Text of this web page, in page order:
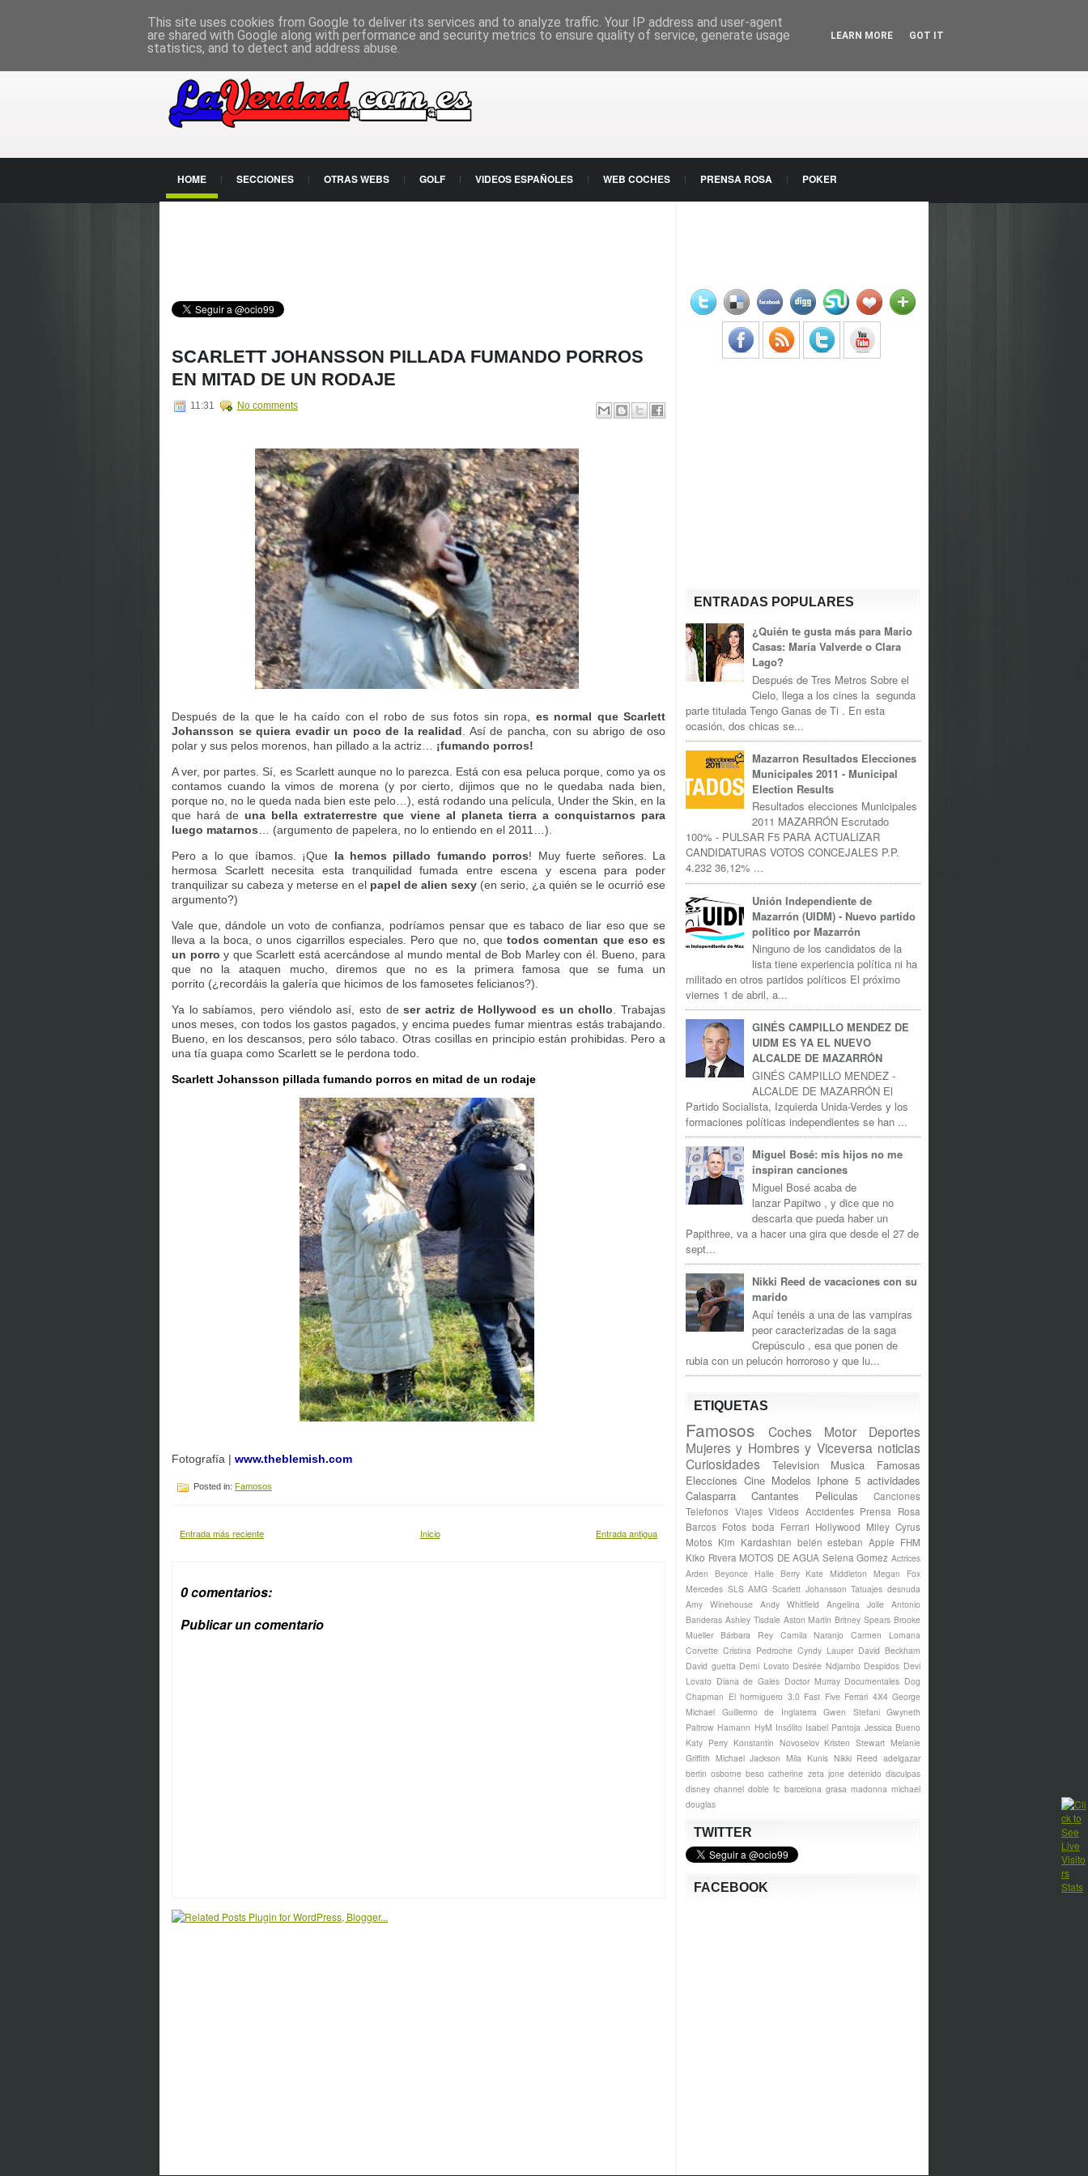
HOME SECCIONES OTRAS WEBS GOLF VIDEOS ESPAÑOLES WEB COCHES PRENSA ROSA POKER
SCARLETT JOHANSSON PILLADA FUMANDO PORROS
EN MITAD DE UN RODAJE
11:31 No comments
Después de la que le ha caído con el robo de sus fotos sin ropa, es normal que Scarlett
Johansson se quiera evadir un poco de la realidad . Así de pancha, con su abrigo de oso
polar y sus pelos morenos, han pillado a la actriz… ¡fumando porros!
A ver, por partes. Sí, es Scarlett aunque no lo parezca. Está con esa peluca porque, como ya os
contamos cuando la vimos de morena (y por cierto, dijimos que no le quedaba nada bien,
porque no, no le queda nada bien este pelo…), está rodando una película, Under the Skin, en la
que hará deuna bella extraterrestre que viene al planeta tierra a conquistarnos para
luego matarnos … (argumento de papelera, no lo entiendo en el 2011…).
Pero a lo que íbamos. ¡Que la hemos pillado fumando porros! Muy fuerte señores. La
hermosa Scarlett necesita esta tranquilidad fumada entre escena y escena para poder
tranquilizar su cabeza y meterse en el papel de alien sexy (en serio, ¿a quién se le ocurrió ese
argumento?)
Vale que, dándole un voto de confianza, podríamos pensar que es tabaco de liar eso que se
lleva a la boca, o unos cigarrillos especiales. Pero que no, que todos comentan que eso es
un porro y que Scarlett está acercándose al mundo mental de Bob Marley con él. Bueno, para
que no la ataquen mucho, diremos que no es la primera famosa que se fuma un
porrito (¿recordáis la galería que hicimos de los famosetes felicianos?).
Ya lo sabíamos, pero viéndolo así, esto deser actriz de Hollywood es un chollo . Trabajas
unos meses, con todos los gastos pagados, y encima puedes fumar mientras estás trabajando.
Bueno, en los descansos, pero sólo tabaco. Otras cosillas en principio están prohibidas. Pero a
una tía guapa como Scarlett se le perdona todo.
Scarlett Johansson pillada fumando porros en mitad de un rodaje
Fotografía | www.theblemish.com
Posted in: Famosos
Entrada más reciente Entrada antigua
Inicio
0 comentarios:
Publicar un comentario
ENTRADAS POPULARES
¿Quién te gusta más para Mario
Casas: María Valverde o Clara
Lago?
Después de Tres Metros Sobre el
Cielo, llega a los cines la segunda
parte titulada Tengo Ganas de Ti . En esta
ocasión, dos chicas se...
Mazarron Resultados Elecciones
Municipales 2011 - Municipal
Election Results
Resultados elecciones Municipales
2011 MAZARRÓN Escrutado
100% - PULSAR F5 PARA ACTUALIZAR
CANDIDATURAS VOTOS CONCEJALES P.P.
4.232 36,12% ...
Unión Independiente de
Mazarrón (UIDM) - Nuevo partido
politico por Mazarrón
Ninguno de los candidatos de la
lista tiene experiencia política ni ha
militado en otros partidos políticos El próximo
viernes 1 de abril, a...
GINÉS CAMPILLO MENDEZ DE
UIDM ES YA EL NUEVO
ALCALDE DE MAZARRÓN
GINÉS CAMPILLO MENDEZ -
ALCALDE DE MAZARRÓN El
Partido Socialista, Izquierda Unida-Verdes y los
formaciones políticas independientes se han ...
Miguel Bosé: mis hijos no me
inspiran canciones
Miguel Bosé acaba de
lanzar Papitwo , y dice que no
descarta que pueda haber un
Papithree, va a hacer una gira que desde el 27 de
sept...
Nikki Reed de vacaciones con su
marido
Aquí tenéis a una de las vampiras
peor caracterizadas de la saga
Crepúsculo , esa que ponen de
rubia con un pelucón horroroso y que lu...
ETIQUETAS
Famosos Coches Motor
Deportes
Mujeres y Hombres y Viceversa noticias
Curiosidades
Television Musica
Famosas
Elecciones Cine Modelos Iphone 5 actividades
Calasparra
Cantantes Peliculas
Canciones
Telefonos Viajes Videos Accidentes Prensa Rosa
Barcos Fotos boda Ferrari Hollywood Miley Cyrus
Motos Kim Kardashian belén esteban Apple FHM
Kiko Rivera MOTOS DE AGUA Selena Gomez Actrices
Arden
Beyonce Halle Berry Kate Middleton
Megan Fox
Mercedes SLS AMG Scarlett Johansson Tatuajes desnuda
Amy Winehouse Andy Whitfield Angelina Jolie Antonio
Banderas Ashley Tisdale Aston Martin Britney Spears Brooke
Mueller
Bárbara Rey Camila Naranjo
Carmen Lomana
Corvette Cristina Pedroche Cyndy Lauper David Beckham
David guetta Demi Lovato Desirée Ndjambo Despidos Devi
Lovato Diana de Gales Doctor Murray Documentales Dog
Chapman El hormiguero 3.0 Fast Five Ferrari 4X4 George
Michael Guillermo de Inglaterra Gwen Stefani Gwyneth
Paltrow Hamann HyM Insólito Isabel Pantoja Jessica Bueno
Katy Perry Konstantin Novoselov Kristen Stewart Melanie
Griffith Michael Jackson Mila Kunis Nikki Reed adelgazar
bertin osborne beso catherine zeta jone detenido disculpas
disney channel doble fc barcelona grasa madonna michael
douglas
TWITTER
FACEBOOK
This site uses cookies from Google to deliver its services and to analyze traffic. Your IP address and user-agent
are shared with Google along with performance and security metrics to ensure quality of service, generate usage
statistics, and to detect and address abuse.
LEARN MORE GOT IT